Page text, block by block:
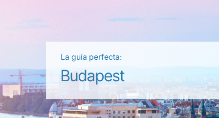
La guía perfecta:
Budapest